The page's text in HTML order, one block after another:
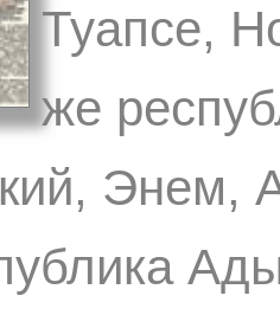
Туапсе,
же
Энем,